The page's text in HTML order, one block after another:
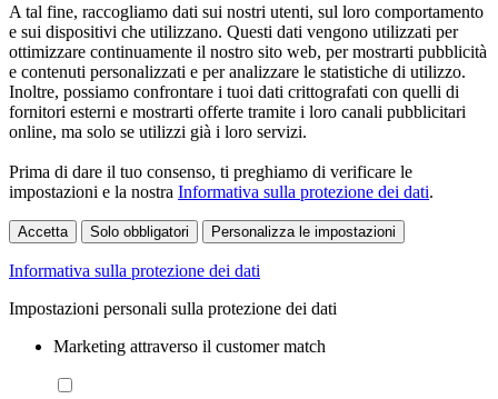
A tal fine, raccogliamo dati sui nostri utenti, sul loro comportamento
e sui dispositivi che utilizzano. Questi dati vengono utilizzati per
ottimizzare continuamente il nostro sito web, per mostrarti pubblicità
e contenuti personalizzati e per analizzare le statistiche di utilizzo.
Inoltre, possiamo confrontare i tuoi dati crittografati con quelli di
fornitori esterni e mostrarti offerte tramite i loro canali pubblicitari
online, ma solo se utilizzi già i loro servizi.
Prima di dare il tuo consenso, ti preghiamo di verificare le
impostazioni e la nostra Informativa sulla protezione dei dati.
Accetta Solo obbligatori Personalizza le impostazioni
Informativa sulla protezione dei dati
Impostazioni personali sulla protezione dei dati
Marketing attraverso il customer match